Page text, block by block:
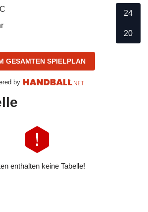
24
20
GESAMTEN SPIELPLAN
by
enthalten keine Tabelle!